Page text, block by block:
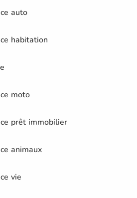
auto
habitation
moto
prêt immobilier
animaux
vie